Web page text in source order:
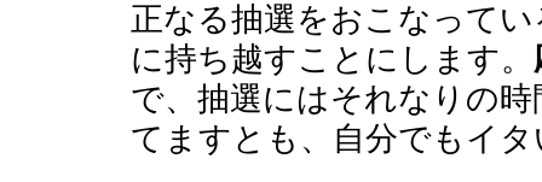
正なる抽選をおこなって
に持ち越すことにします。
で、抽選にはそれなりの
てますとも、自分でもイ